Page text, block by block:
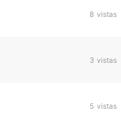
8 vistas
3 vistas
5 vistas